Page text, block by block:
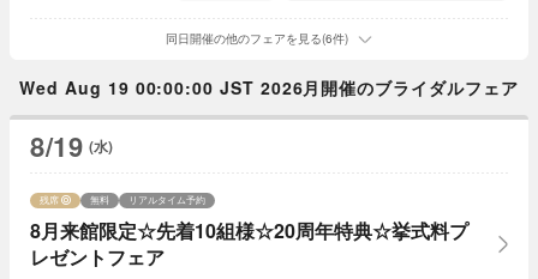
同日開催の他のフェアを見る(6件)
Wed Aug 19 00:00:00 JST 2026月開催のブライダルフェア
8/19 (水)
8月来館限定☆先着10組様☆20周年特典☆挙式料プ
レゼントフェア
残席 無料 リアルタイム予約